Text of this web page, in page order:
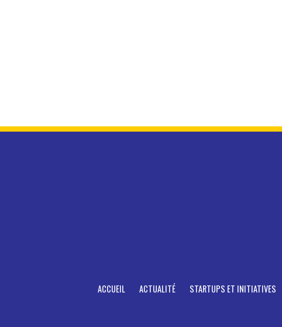
ACCUEIL ACTUALITÉ STARTUPS ET INITIATIVES